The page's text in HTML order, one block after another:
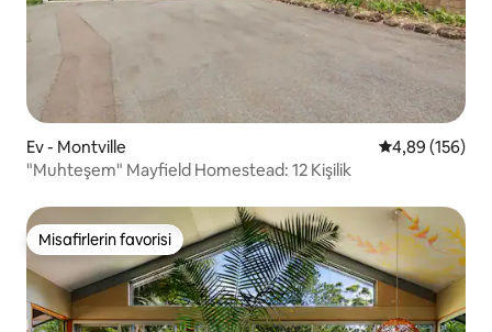
Ev - Montville 5 üzerinden
4,89 (156)
"Muhteşem" Mayfield Homestead: 12 Kişilik
Misafirlerin favorisi
Misafirlerin favorisi